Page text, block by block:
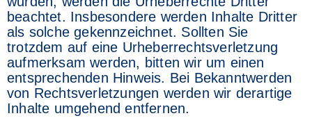
beachtet. Insbesondere werden Inhalte Dritter
als solche gekennzeichnet. Sollten Sie
trotzdem auf eine Urheberrechtsverletzung
aufmerksam werden, bitten wir um einen
entsprechenden Hinweis. Bei Bekanntwerden
von Rechtsverletzungen werden wir derartige
Inhalte umgehend entfernen.